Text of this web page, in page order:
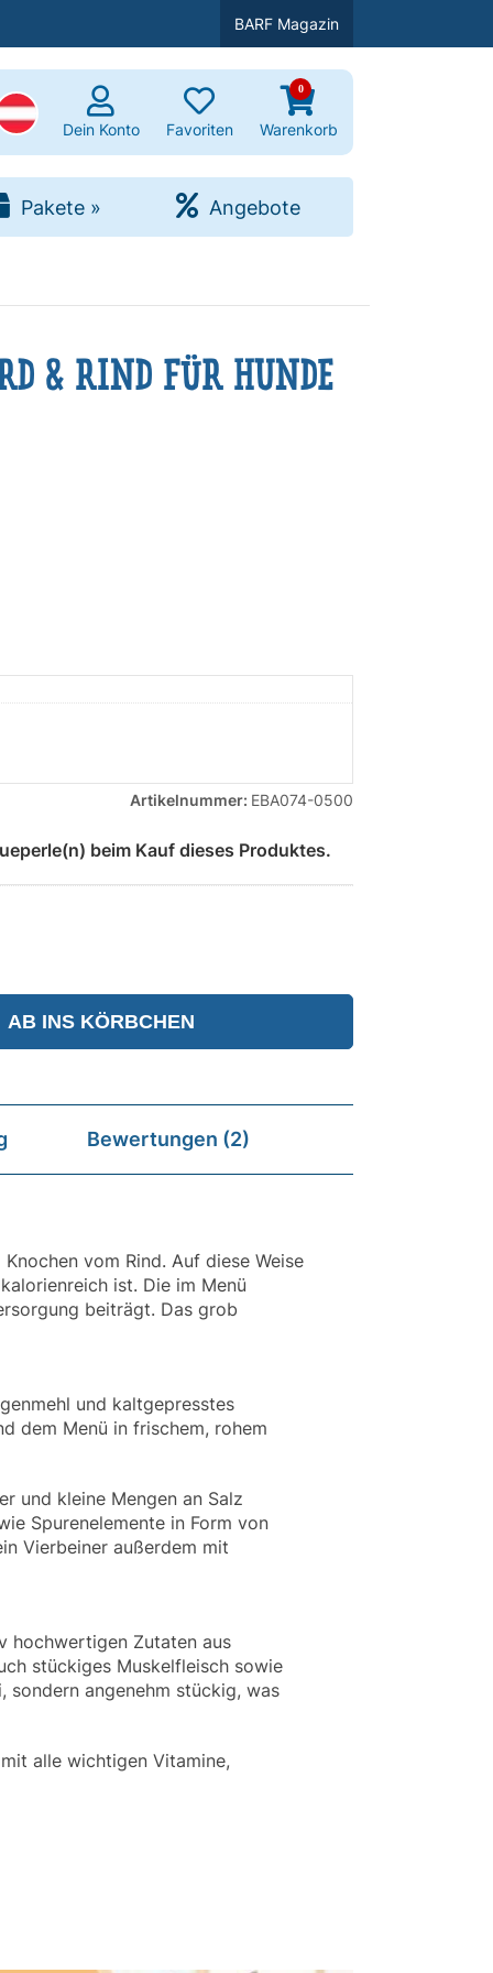
BARF Magazin
Dein Konto Favoriten
0
Warenkorb
Pakete » Angebote
& RIND FÜR HUNDE
Artikelnummer: EBA074-0500
beim Kauf dieses Produktes.
Bewertungen (2)
vom Rind. Auf diese Weise
ist. Die im Menü
beiträgt. Das grob
und kaltgepresstes
dem Menü in frischem, rohem
und kleine Mengen an Salz
Spurenelemente in Form von
Vierbeiner außerdem mit
hochwertigen Zutaten aus
stückiges Muskelfleisch sowie
sondern angenehm stückig, was
alle wichtigen Vitamine,